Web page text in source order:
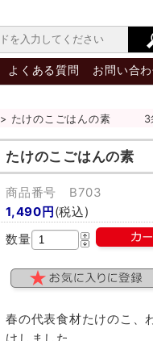
よくある質問 お問い合
たけのこごはんの素 3
たけのこごはんの
商品番号 B703
1,490円(税込)
数量
春の代表食材たけのこ、